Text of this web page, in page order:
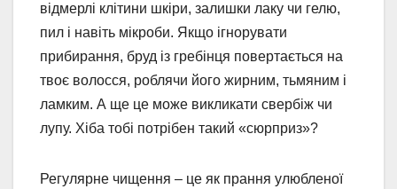
відмерлі клітини шкіри, залишки лаку чи гелю,
пил і навіть мікроби. Якщо ігнорувати
прибирання, бруд із гребінця повертається на
твоє волосся, роблячи його жирним, тьмяним і
ламким. А ще це може викликати свербіж чи
лупу. Хіба тобі потрібен такий «сюрприз»?
Регулярне чищення – це як прання улюбленої